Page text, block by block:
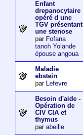
Enfant
drepanocytaire
opéré d une
TGV présentant
une stenose
par Fofana
tanoh Yolande
épouse angoua
Maladie
ebstein
par Lefevre
Besoin d'aide -
Opération de
CIV CIA et
thymus
par abeille